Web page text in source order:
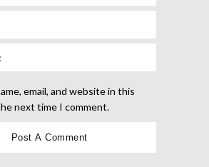
email, and website in this
next time I comment.